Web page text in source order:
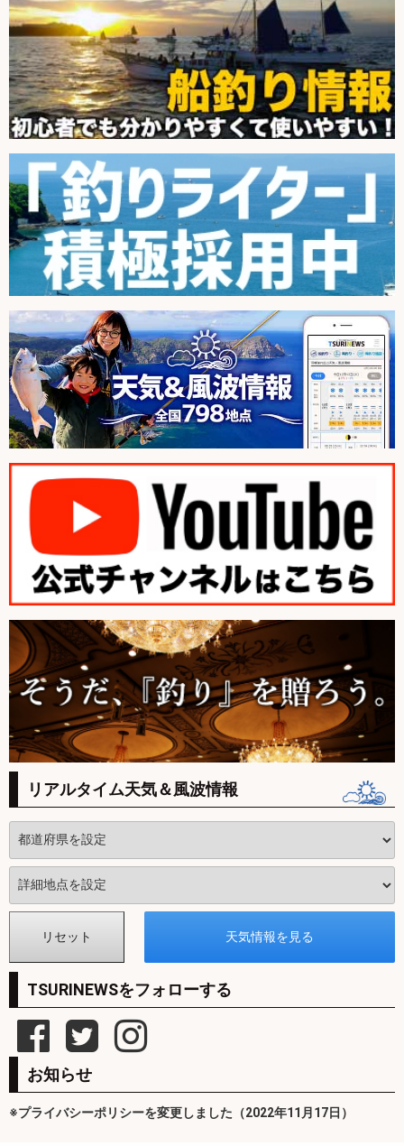
リアルタイム天気＆風波情報
TSURINEWSをフォローする
お知らせ
※プライバシーポリシーを変更しました（2022年11月17日）